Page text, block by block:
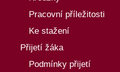
Pracovní příležitosti
Ke stažení
Přijetí žáka
Podmínky přijetí